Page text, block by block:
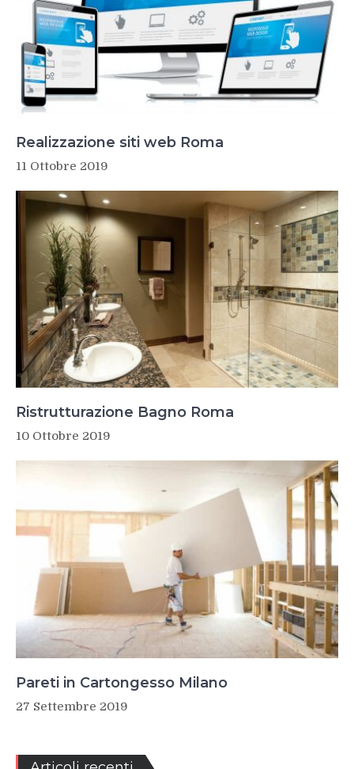
Realizzazione siti web Roma
11 Ottobre 2019
Ristrutturazione Bagno Roma
10 Ottobre 2019
Pareti in Cartongesso Milano
27 Settembre 2019